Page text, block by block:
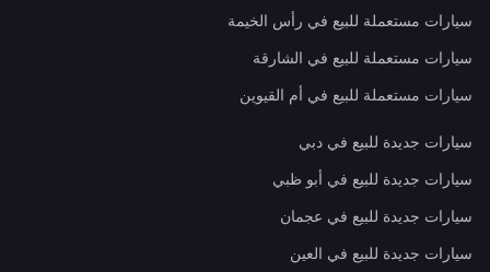
سيارات مستعملة للبيع في رأس الخيمة
سيارات مستعملة للبيع في الشارقة
سيارات مستعملة للبيع في أم القيوين
سيارات جديدة للبيع في دبي
سيارات جديدة للبيع في أبو ظبي
سيارات جديدة للبيع في عجمان
سيارات جديدة للبيع في العين